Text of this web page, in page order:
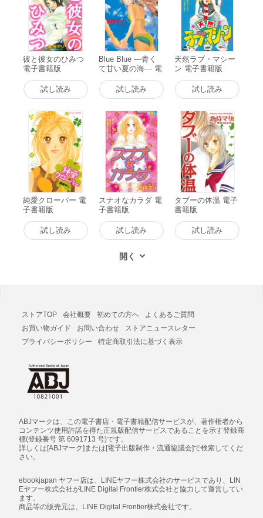
彼と彼女のひみつ
電子書籍版
試し読み
Blue Blue ―青く
て甘い夏の海― 電
子書籍版
試し読み
天然ラブ・マシー
ン 電子書籍版
試し読み
純愛クローバー 電
子書籍版
試し読み
スナオなカラダ 電
子書籍版
試し読み
タブーの体温 電子
書籍版
試し読み
ストアTOP 会社概要 初めての方へ
よくあるご質問
お買い物ガイド
お問い合わせ
ストアニュースレター
プライバシーポリシー
特定商取引法に基づく表示
ABJマークは、この電子書店・電子書籍配信サービスが、著作権者から
コンテンツ使用許諾を得た正規版配信サービスであることを示す登録商
標(登録番号 第 6091713 号)です。
詳しくは[ABJマーク]または[電子出版制作・流通協議会]で検索してくだ
さい。
ebookjapan ヤフー店は、LINEヤフー株式会社のサービスであり、LIN
Eヤフー株式会社がLINE Digital Frontier株式会社と協力して運営してい
ます。
商品等の販売元は、LINE Digital Frontier株式会社です。